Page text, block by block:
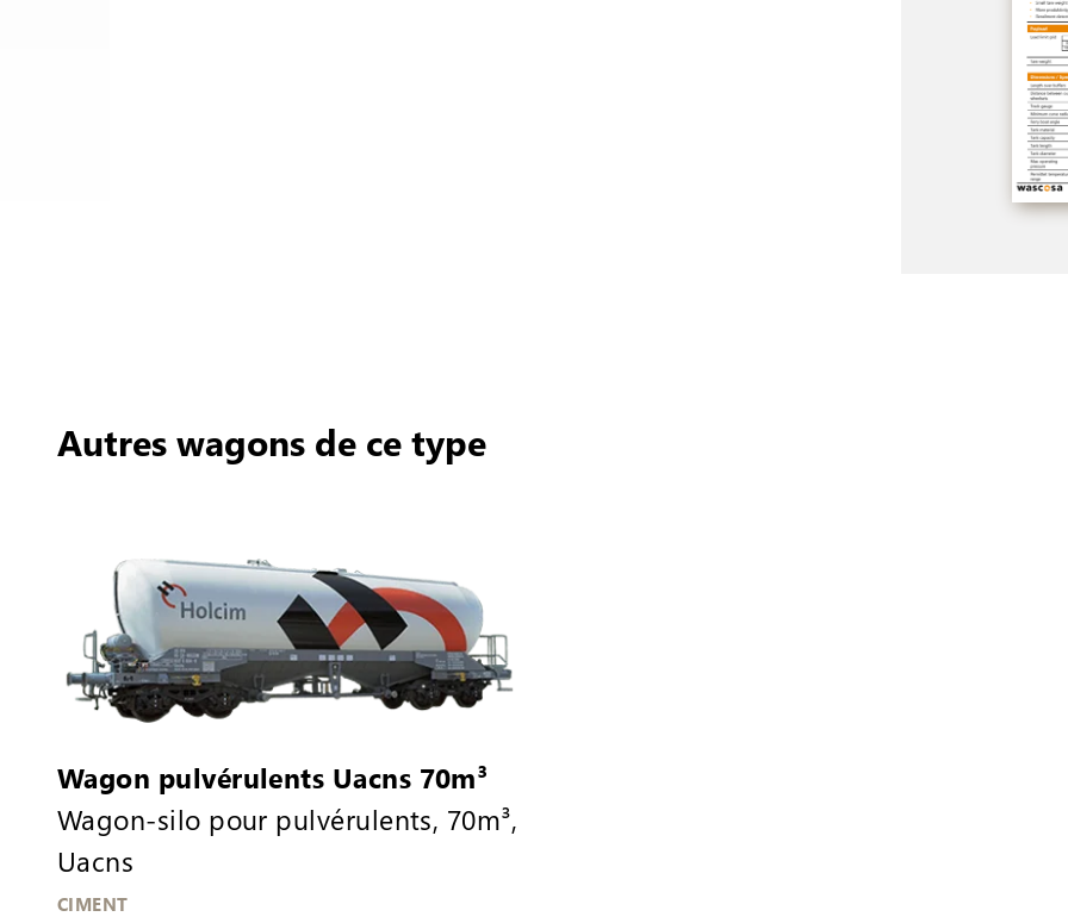
Autres wagons de ce type
Wagon pulvérulents Uacns 70m³
Wagon-silo pour pulvérulents, 70m³,
Uacns
CIMENT